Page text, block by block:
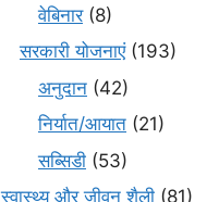
वेबिनार(8)
सरकारी योजनाएं(193)
अनुदान (42)
निर्यात/आयात (21)
सब्सिडी (53)
स्वास्थ्य और जीवन शैली (81)